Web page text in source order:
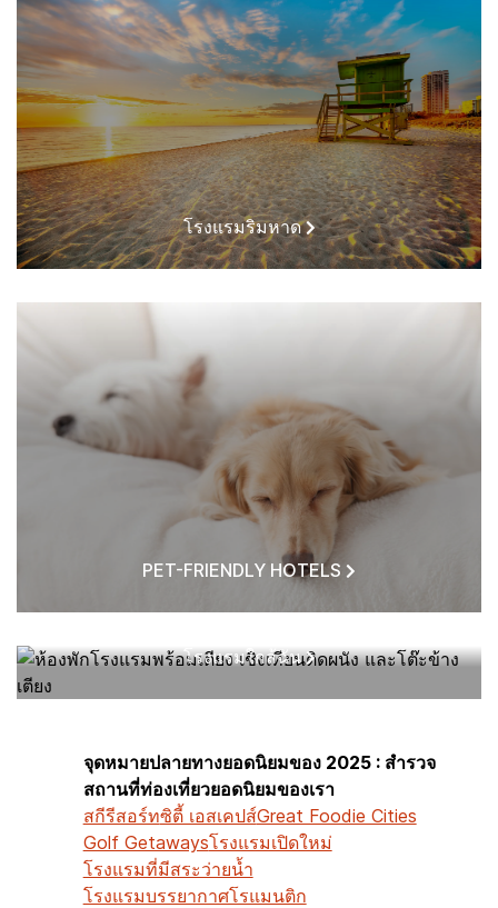
โรงแรมริมหาด
PET-FRIENDLY HOTELS
โรงแรมใกล้ฉัน
จุดหมายปลายทางยอดนิยมของ 2025 : สำรวจ
สถานที่ท่องเที่ยวยอดนิยมของเรา
สกีรีสอร์ทซิตี้ เอสเคปส์Great Foodie Cities
Golf Getawaysโรงแรมเปิดใหม่
โรงแรมที่มีสระว่ายน้ำ
โรงแรมบรรยากาศโรแมนติก